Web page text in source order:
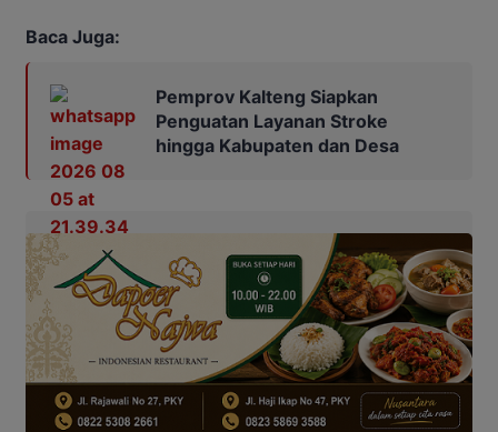
Baca Juga:
Pemprov Kalteng Siapkan
Penguatan Layanan Stroke
hingga Kabupaten dan Desa